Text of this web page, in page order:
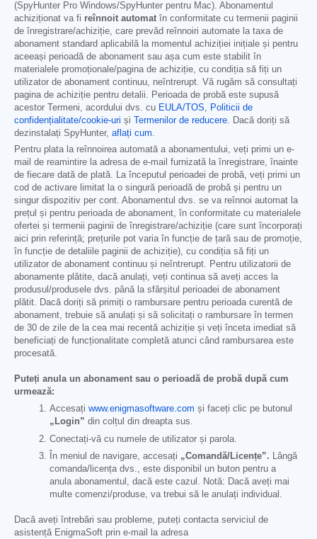
(SpyHunter Pro Windows/SpyHunter pentru Mac). Abonamentul
achiziționat va fi reînnoit automat în conformitate cu termenii paginii
de înregistrare/achiziție, care prevăd reînnoiri automate la taxa de
abonament standard aplicabilă la momentul achiziției inițiale și pentru
aceeași perioadă de abonament sau așa cum este stabilit în
materialele promoționale/pagina de achiziție, cu condiția să fiți un
utilizator de abonament continuu, neîntrerupt. Vă rugăm să consultați
pagina de achiziție pentru detalii. Perioada de probă este supusă
acestor Termeni, acordului dvs. cu EULA/TOS, Politicii de
confidențialitate/cookie-uri și Termenilor de reducere. Dacă doriți să
dezinstalați SpyHunter, aflați cum.
Pentru plata la reînnoirea automată a abonamentului, veți primi un e-
mail de reamintire la adresa de e-mail furnizată la înregistrare, înainte
de fiecare dată de plată. La începutul perioadei de probă, veți primi un
cod de activare limitat la o singură perioadă de probă și pentru un
singur dispozitiv per cont. Abonamentul dvs. se va reînnoi automat la
prețul și pentru perioada de abonament, în conformitate cu materialele
ofertei și termenii paginii de înregistrare/achiziție (care sunt încorporați
aici prin referință; prețurile pot varia în funcție de țară sau de promoție,
în funcție de detaliile paginii de achiziție), cu condiția să fiți un
utilizator de abonament continuu și neîntrerupt. Pentru utilizatorii de
abonamente plătite, dacă anulați, veți continua să aveți acces la
produsul/produsele dvs. până la sfârșitul perioadei de abonament
plătit. Dacă doriți să primiți o rambursare pentru perioada curentă de
abonament, trebuie să anulați și să solicitați o rambursare în termen
de 30 de zile de la cea mai recentă achiziție și veți înceta imediat să
beneficiați de funcționalitate completă atunci când rambursarea este
procesată.
Puteți anula un abonament sau o perioadă de probă după cum
urmează:
Accesați www.enigmasoftware.com și faceți clic pe butonul
„Login” din colțul din dreapta sus.
Conectați-vă cu numele de utilizator și parola.
În meniul de navigare, accesați „Comandă/Licențe”. Lângă
comanda/licența dvs., este disponibil un buton pentru a
anula abonamentul, dacă este cazul. Notă: Dacă aveți mai
multe comenzi/produse, va trebui să le anulați individual.
Dacă aveți întrebări sau probleme, puteți contacta serviciul de
asistență EnigmaSoft prin e-mail la adresa